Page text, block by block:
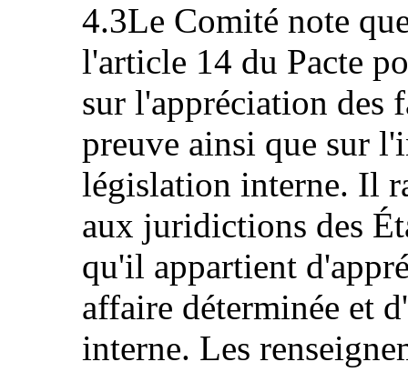
4.3Le Comité note
l'article 14 du Pacte
sur l'appréciation des
preuve ainsi que sur
législation interne. Il
aux juridictions des
qu'il appartient
affaire déterminée et
interne. Les